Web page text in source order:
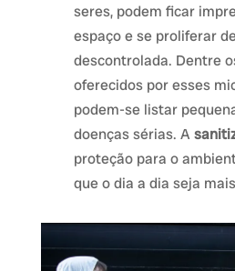
seres, podem ficar
espaço e se proliferar
descontrolada. Dentre
oferecidos por esses
podem-se listar
doenças sérias. A
proteção para o
que o dia a dia seja